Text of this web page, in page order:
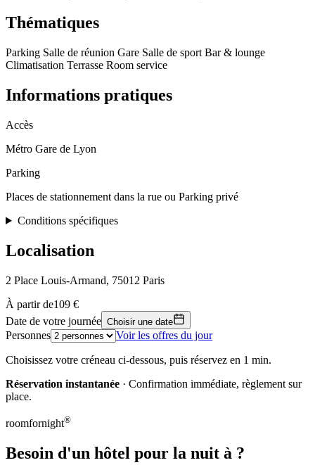
Thématiques
Parking Salle de réunion Gare Salle de sport Bar & lounge
Climatisation Terrasse Room service
Informations pratiques
Accès
Métro Gare de Lyon
Parking
Places de stationnement dans la rue ou Parking privé
Conditions spécifiques
Localisation
2 Place Louis-Armand, 75012 Paris
109 €
+
−
À partir de109 €
Date de votre journée Choisir une date
Personnes Voir les offres du jour
Choisissez votre créneau ci-dessous, puis réservez en 1 min.
Réservation instantanée · Confirmation immédiate, règlement sur
place.
roomfornight®
Besoin d'un hôtel pour la nuit à ?